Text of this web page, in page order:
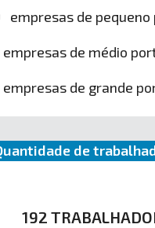
empresas de pequeno
de médio
de grande
de
192